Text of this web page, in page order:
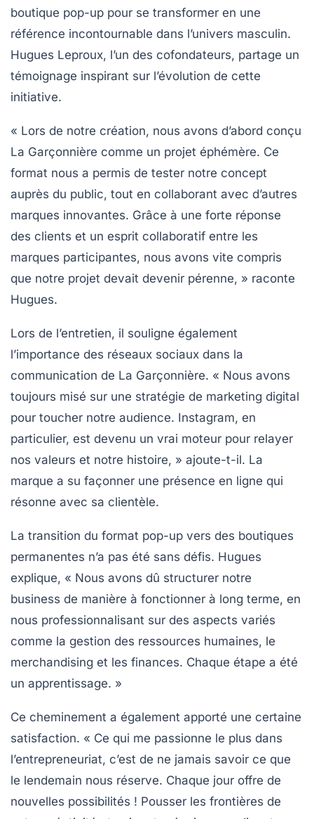
boutique pop-up pour se transformer en une
référence incontournable dans l’univers masculin.
Hugues Leproux, l’un des cofondateurs, partage un
témoignage inspirant sur l’évolution de cette
initiative.
« Lors de notre création, nous avons d’abord conçu
La Garçonnière comme un projet éphémère. Ce
format nous a permis de tester notre concept
auprès du public, tout en collaborant avec d’autres
marques innovantes. Grâce à une forte réponse
des clients et un esprit collaboratif entre les
marques participantes, nous avons vite compris
que notre projet devait devenir pérenne, » raconte
Hugues.
Lors de l’entretien, il souligne également
l’importance des réseaux sociaux dans la
communication de La Garçonnière. « Nous avons
toujours misé sur une stratégie de marketing digital
pour toucher notre audience. Instagram, en
particulier, est devenu un vrai moteur pour relayer
nos valeurs et notre histoire, » ajoute-t-il. La
marque a su façonner une présence en ligne qui
résonne avec sa clientèle.
La transition du format pop-up vers des boutiques
permanentes n’a pas été sans défis. Hugues
explique, « Nous avons dû structurer notre
business de manière à fonctionner à long terme, en
nous professionnalisant sur des aspects variés
comme la gestion des ressources humaines, le
merchandising et les finances. Chaque étape a été
un apprentissage. »
Ce cheminement a également apporté une certaine
satisfaction. « Ce qui me passionne le plus dans
l’entrepreneuriat, c’est de ne jamais savoir ce que
le lendemain nous réserve. Chaque jour offre de
nouvelles possibilités ! Pousser les frontières de